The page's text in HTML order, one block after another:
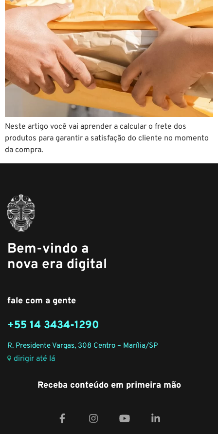
Neste artigo você vai aprender a calcular o frete dos
produtos para garantir a satisfação do cliente no momento
da compra.
Bem-vindo a
nova era digital
fale com a gente
+55 14 3434-1290
R. Presidente Vargas, 308 Centro – Marília/SP
dirigir até lá
Receba conteúdo em primeira mão